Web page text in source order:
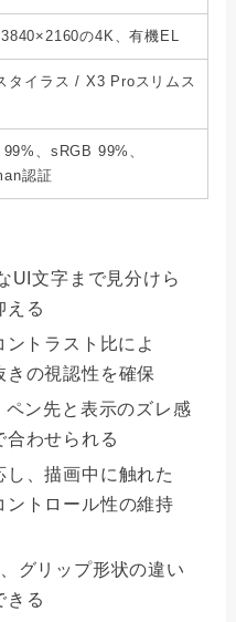
の4K、有機EL
タイラス / X3 Proスリムス
、sRGB 99%、
認証
UI文字まで見分けら
える
トラスト比によ
きの視認性を確保
ン先と表示のズレ感
合わせられる
、描画中に触れた
ントロール性の維持
グリップ形状の違い
きる